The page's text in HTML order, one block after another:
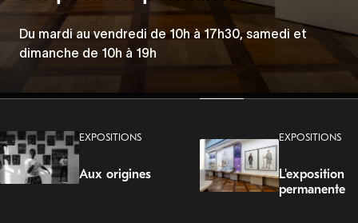
les discriminations
Du 5 juin au 23 août 2026
Du mardi au vendredi de 10h à 17h30, samedi et
dimanche de 10h à 19h
Les Mercredis de la Porte Dorée
Tous les mercredis à 19h.
EXPOSITIONS
Aux origines
EXPOSITIONS
L'exposition
permanente